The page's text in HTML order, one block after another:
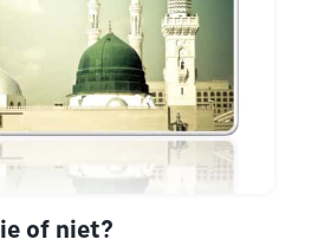
of niet?